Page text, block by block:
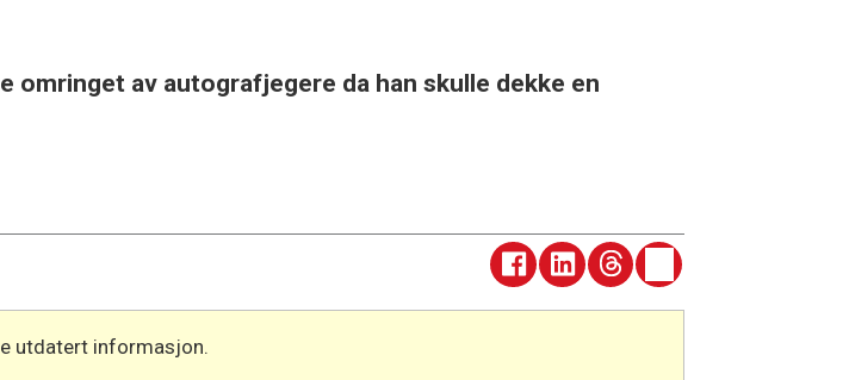
omringet av autografjegere da han skulle dekke en
utdatert informasjon.